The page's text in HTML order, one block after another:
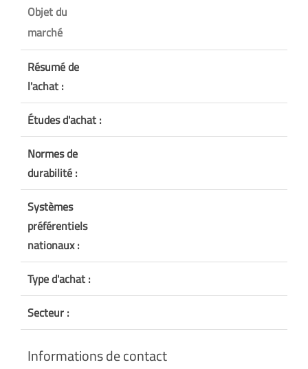
Objet du
marché
Résumé de
l'achat :
Études d'achat :
Normes de
durabilité :
Systèmes
préférentiels
nationaux :
Type d'achat :
Secteur :
Informations de contact